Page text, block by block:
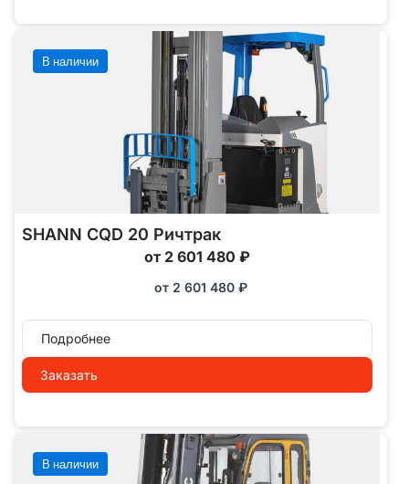
В наличии
SHANN CQD 20 Ричтрак
от 2 601 480 ₽
от 2 601 480 ₽
Подробнее
Заказать
В наличии